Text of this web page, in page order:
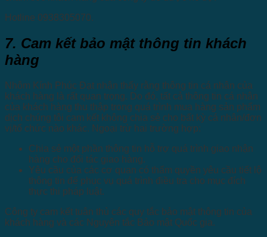
Hotline 0938305070.
7. Cam kết bảo mật thông tin khách
hàng
Nhôm Kính Phúc Đạt nhận thấy rằng thông tin cá nhân của
khách hàng là rất quan trọng. Do đó, tất cả thông tin cá nhân
của khách hàng thu thập trong quá trình mua hàng sản phẩm
dịch chúng tôi cam kết không chia sẻ cho bất kỳ cá nhân/đơn
vị/tổ chức nào khác. Ngoại trừ hai trường hợp:
Chia sẻ một phần thông tin hỗ trợ quá trình giao nhận
hàng cho đối tác giao hàng.
Yêu cầu của các cơ quan có thẩm quyền yêu cầu tiết lộ
thông tin để phục vụ quá trình điều tra cho mục đích
thực thi pháp luật.
Công ty cam kết tuân thủ các quy tắc bảo mật thông tin của
khách hàng và các Nguyên tắc Bảo mật Quốc gia.